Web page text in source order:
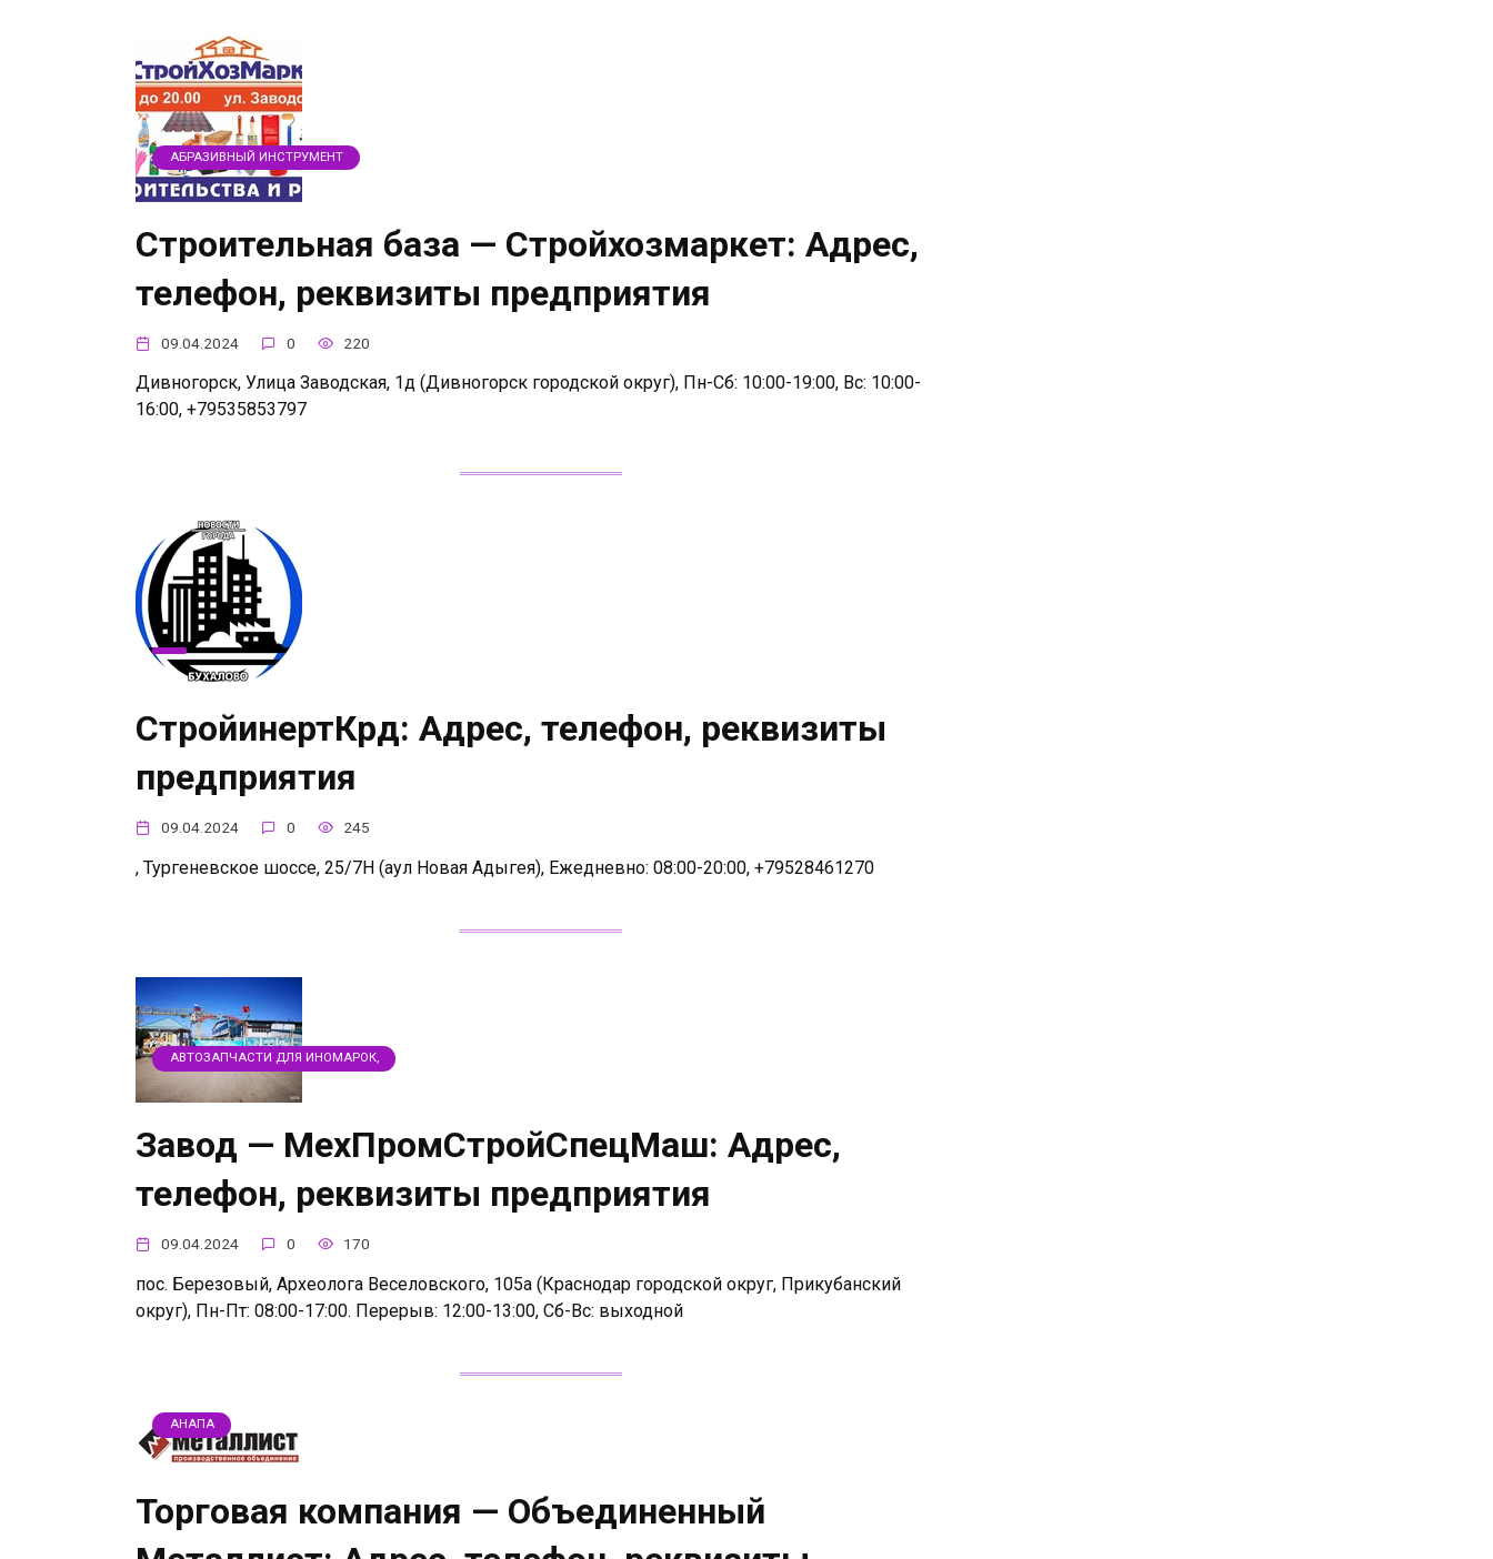
АБРАЗИВНЫЙ ИНСТРУМЕНТ
Строительная база — Стройхозмаркет: Адрес,
телефон, реквизиты предприятия
09.04.2024 0 220
Дивногорск, Улица Заводская, 1д (Дивногорск городской округ), Пн-Сб: 10:00-19:00, Вс: 10:00-
16:00, +79535853797
СтройинертКрд: Адрес, телефон, реквизиты
предприятия
09.04.2024 0 245
, Тургеневское шоссе, 25/7Н (аул Новая Адыгея), Ежедневно: 08:00-20:00, +79528461270
АВТОЗАПЧАСТИ ДЛЯ ИНОМАРОК,
Завод — МехПромСтройСпецМаш: Адрес,
телефон, реквизиты предприятия
09.04.2024 0 170
пос. Березовый, Археолога Веселовского, 105а (Краснодар городской округ, Прикубанский
округ), Пн-Пт: 08:00-17:00. Перерыв: 12:00-13:00, Сб-Вс: выходной
АНАПА
Торговая компания — Объединенный